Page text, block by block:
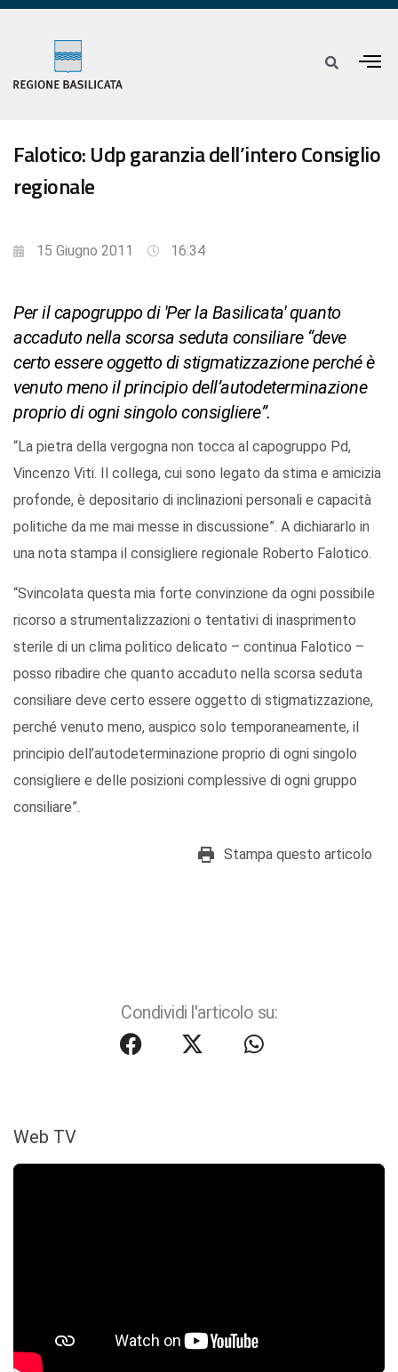
Falotico: Udp garanzia dell’intero Consiglio
regionale
15 Giugno 2011 16:34
Per il capogruppo di 'Per la Basilicata' quanto
accaduto nella scorsa seduta consiliare “deve
certo essere oggetto di stigmatizzazione perché è
venuto meno il principio dell’autodeterminazione
proprio di ogni singolo consigliere”.
“La pietra della vergogna non tocca al capogruppo Pd,
Vincenzo Viti. Il collega, cui sono legato da stima e amicizia
profonde, è depositario di inclinazioni personali e capacità
politiche da me mai messe in discussione”. A dichiararlo in
una nota stampa il consigliere regionale Roberto Falotico.
“Svincolata questa mia forte convinzione da ogni possibile
ricorso a strumentalizzazioni o tentativi di inasprimento
sterile di un clima politico delicato – continua Falotico –
posso ribadire che quanto accaduto nella scorsa seduta
consiliare deve certo essere oggetto di stigmatizzazione,
perché venuto meno, auspico solo temporaneamente, il
principio dell’autodeterminazione proprio di ogni singolo
consigliere e delle posizioni complessive di ogni gruppo
consiliare”.
Stampa questo articolo
Condividi l'articolo su:
Web TV